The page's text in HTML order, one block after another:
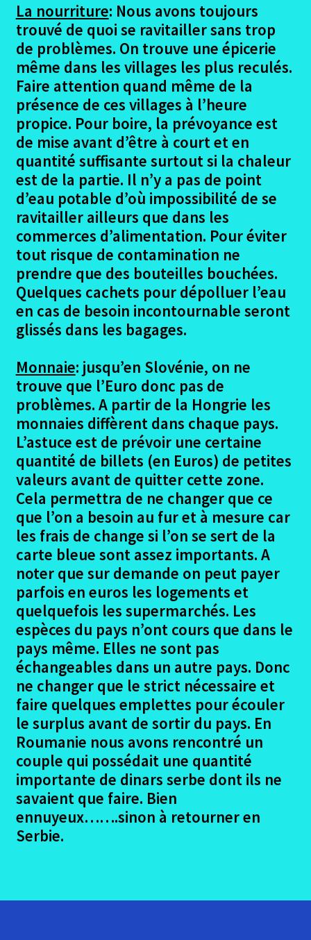
La nourriture: Nous avons toujours
trouvé de quoi se ravitailler sans trop
de problèmes. On trouve une épicerie
même dans les villages les plus reculés.
Faire attention quand même de la
présence de ces villages à l’heure
propice. Pour boire, la prévoyance est
de mise avant d’être à court et en
quantité suffisante surtout si la chaleur
est de la partie. Il n’y a pas de point
d’eau potable d’où impossibilité de se
ravitailler ailleurs que dans les
commerces d’alimentation. Pour éviter
tout risque de contamination ne
prendre que des bouteilles bouchées.
Quelques cachets pour dépolluer l’eau
en cas de besoin incontournable seront
glissés dans les bagages.
Monnaie: jusqu’en Slovénie, on ne
trouve que l’Euro donc pas de
problèmes. A partir de la Hongrie les
monnaies diffèrent dans chaque pays.
L’astuce est de prévoir une certaine
quantité de billets (en Euros) de petites
valeurs avant de quitter cette zone.
Cela permettra de ne changer que ce
que l’on a besoin au fur et à mesure car
les frais de change si l’on se sert de la
carte bleue sont assez importants. A
noter que sur demande on peut payer
parfois en euros les logements et
quelquefois les supermarchés. Les
espèces du pays n’ont cours que dans le
pays même. Elles ne sont pas
échangeables dans un autre pays. Donc
ne changer que le strict nécessaire et
faire quelques emplettes pour écouler
le surplus avant de sortir du pays. En
Roumanie nous avons rencontré un
couple qui possédait une quantité
importante de dinars serbe dont ils ne
savaient que faire. Bien
ennuyeux…….sinon à retourner en
Serbie.